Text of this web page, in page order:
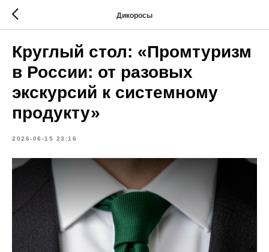
Дикоросы
Круглый стол: «Промтуризм
в России: от разовых
экскурсий к системному
продукту»
2026-06-15 23:16